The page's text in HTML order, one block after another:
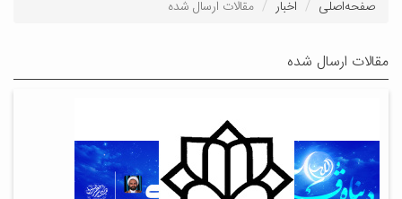
صفحه‌اصلی اخبار مقالات ارسال شده
مقالات ارسال شده